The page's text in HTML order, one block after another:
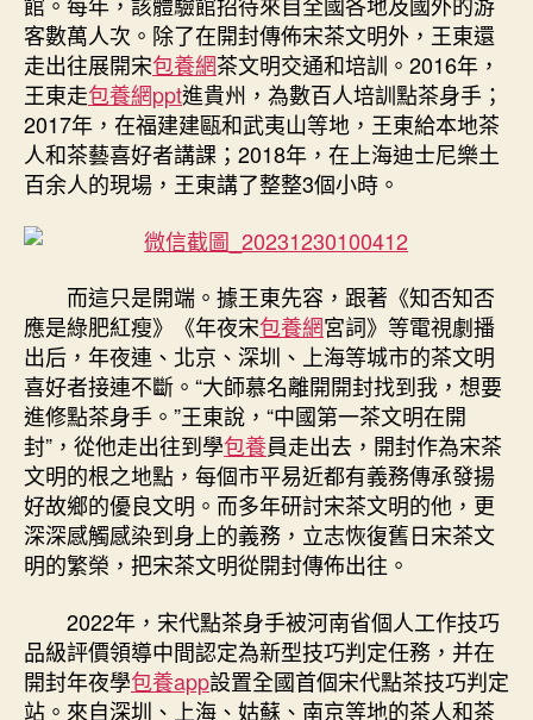
客數萬人次。除了在開封傳佈宋茶文明外，王東還
走出往展開宋包養網茶文明交通和培訓。2016年，
王東走包養網ppt進貴州，為數百人培訓點茶身手；
2017年，在福建建甌和武夷山等地，王東給本地茶
人和茶藝喜好者講課；2018年，在上海迪士尼樂土
百余人的現場，王東講了整整3個小時。
而這只是開端。據王東先容，跟著《知否知否
應是綠肥紅瘦》《年夜宋包養網宮詞》等電視劇播
出后，年夜連、北京、深圳、上海等城市的茶文明
喜好者接連不斷。“大師慕名離開開封找到我，想要
進修點茶身手。”王東說，“中國第一茶文明在開
封”，從他走出往到學包養員走出去，開封作為宋茶
文明的根之地點，每個市平易近都有義務傳承發揚
好故鄉的優良文明。而多年研討宋茶文明的他，更
深深感觸感染到身上的義務，立志恢復舊日宋茶文
明的繁榮，把宋茶文明從開封傳佈出往。
2022年，宋代點茶身手被河南省個人工作技巧
品級評價領導中間認定為新型技巧判定任務，并在
開封年夜學包養app設置全國首個宋代點茶技巧判定
站。來自深圳、上海、姑蘇、南京等地的茶人和茶